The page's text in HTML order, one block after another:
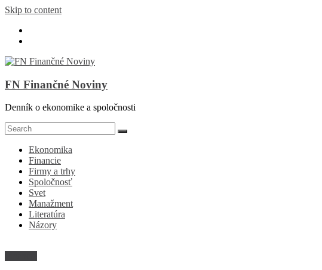
Skip to content
FN Finančné Noviny
Denník o ekonomike a spoločnosti
Ekonomika
Financie
Firmy a trhy
Spoločnosť
Svet
Manažment
Literatúra
Názory